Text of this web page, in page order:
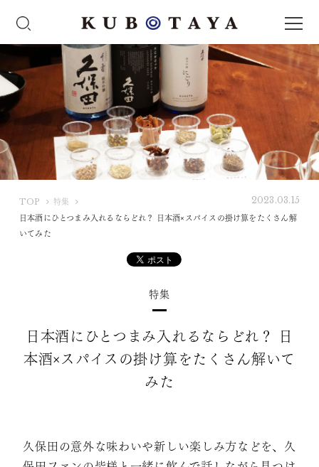
TOP
U
B
特集
日本酒にひとつまみ入れるならどれ？ 日本酒×スパイスの掛け算をたくさん解
いてみた
2023.03.15
特集
日本酒にひとつまみ入れるならどれ？ 日
本酒×スパイスの掛け算をたくさん解いて
みた
久保田の意外な味わいや新しい楽しみ方などを、久